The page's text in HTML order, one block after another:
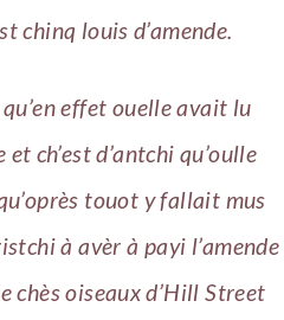
chinq louis d’amende.
effet ouelle avait lu
ch’est d’antchi qu’oulle
touot y fallait mus
à avèr à payi l’amende
chès oiseaux d’Hill Street